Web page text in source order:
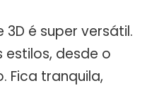
3D é super versátil.
desde o
Fica tranquila,